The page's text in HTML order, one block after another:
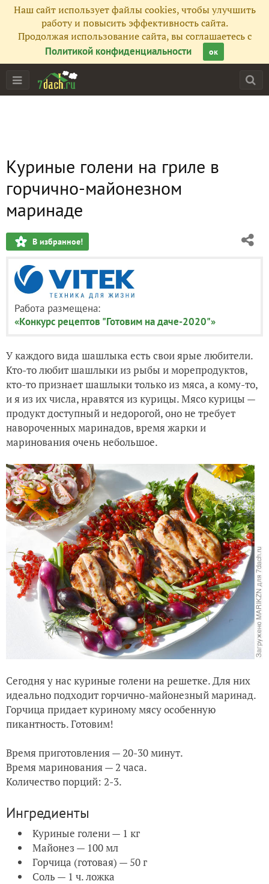
Наш сайт использует файлы cookies, чтобы улучшить
работу и повысить эффективность сайта.
Продолжая использование сайта, вы соглашаетесь с
Политикой конфиденциальности
ок
Куриные голени на гриле в
горчично-майонезном
маринаде
В избранное!
Работа размещена:
«Конкурс рецептов "Готовим на даче-2020"»
У каждого вида шашлыка есть свои ярые любители.
Кто-то любит шашлыки из рыбы и морепродуктов,
кто-то признает шашлыки только из мяса, а кому-то,
и я из их числа, нравятся из курицы. Мясо курицы —
продукт доступный и недорогой, оно не требует
навороченных маринадов, время жарки и
маринования очень небольшое.
Сегодня у нас куриные голени на решетке. Для них
идеально подходит горчично-майонезный маринад.
Горчица придает куриному мясу особенную
пикантность. Готовим!
Время приготовления — 20-30 минут.
Время маринования — 2 часа.
Количество порций: 2-3.
Ингредиенты
Куриные голени — 1 кг
Майонез — 100 мл
Горчица (готовая) — 50 г
Соль — 1 ч. ложка